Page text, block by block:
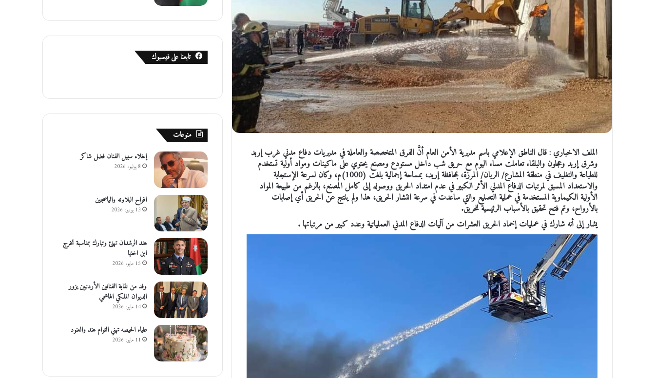
الملف الاخباري : قال الناطق الإعلامي باسم مديرية الأمن العام أنَّ الفرق المتخصصة والعاملة في مديريات دفاع مدني غرب إربد
وشرق إربد وعجلون والبلقاء تعاملت مساء اليوم مع حريق شب داخل مستودع ومصنع يحتوي على ماكينات ومواد أولية تستخدم
للطباعة والتغليف في منطقة المشارع/ الريان/ المرزة، بمحافظة إربد، بمساحة إجمالية بلغت (1000)م، وكان لسرعة الإستجابة
والاستعداد المسبق لمرتبات الدفاع المدني الأثر الكبير في عدم امتداد الحريق ووصوله إلى كامل المصنع، بالرغم من طبيعة المواد
الأولية الكيماوية المستخدمة في عملية التصنيع والتي ساعدت في سرعة انتشار الحريق، هذا ولم ينتج عن الحريق أي إصابات
بالأرواح، وتم فتح تحقيق بالأسباب الرئيسية للحريق.
يشار إلى أنه شارك في عمليات إخماد الحريق العشرات من آليات الدفاع المدني العملياتية وعدد كبير من مرتباتها .
تابعنا على فيسبوك
منوعات
إخلاء سبيل الفنان فضل شاكر
8 يوليو، 2026
افراح البلاونه والياصجين
13 يونيو، 2026
هند الرشدان تهنئ وتبارك بمناسبة تخرج
ابن اختها
15 مايو، 2026
وفد من نقابة الفنانين الأردنيين يزور
الديوان الملكي الهاشمي
14 مايو، 2026
علياء الحيصه تهني التوام هند والعنود
11 مايو، 2026